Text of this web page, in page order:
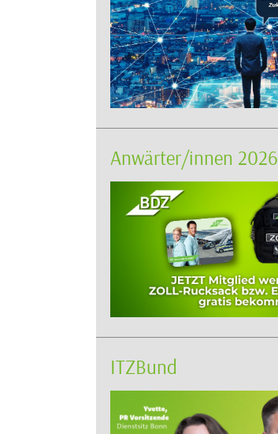
Anwärter/innen 2026
ITZBund